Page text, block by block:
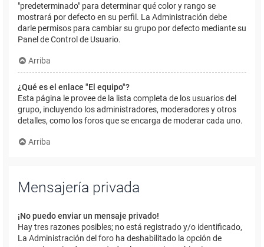
"predeterminado" para determinar qué color y rango se
mostrará por defecto en su perfil. La Administración debe
darle permisos para cambiar su grupo por defecto mediante su
Panel de Control de Usuario.
Arriba
¿Qué es el enlace "El equipo"?
Esta página le provee de la lista completa de los usuarios del
grupo, incluyendo los administradores, moderadores y otros
detalles, como los foros que se encarga de moderar cada uno.
Arriba
Mensajería privada
¡No puedo enviar un mensaje privado!
Hay tres razones posibles; no está registrado y/o identificado,
La Administración del foro ha deshabilitado la opción de